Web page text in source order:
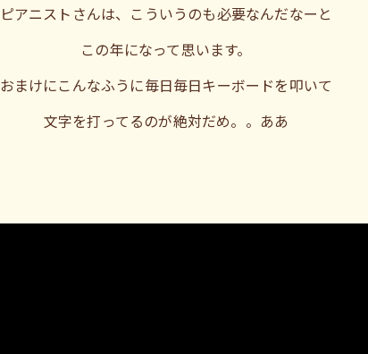
ピアニストさんは、こういうのも必要なんだなーと
この年になって思います。
おまけにこんなふうに毎日毎日キーボードを叩いて
文字を打ってるのが絶対だめ。。ああ